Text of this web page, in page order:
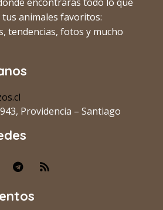
animales favoritos:
tendencias, fotos y mucho
Providencia – Santiago